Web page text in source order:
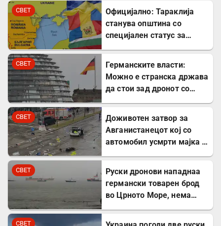
СВЕТ
Официјално: Тараклија
станува општина со
специјален статус за
СВЕТ
Германските власти:
Можно е странска држава
да стои зад дронот со
СВЕТ
Доживотен затвор за
Авганистанецот кој со
автомобил усмрти мајка и
СВЕТ
Руски дронови нападнаа
германски товарен брод
во Црното Море, нема
СВЕТ